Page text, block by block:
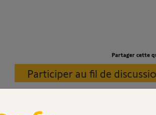
Partager cette
Participer au fil de